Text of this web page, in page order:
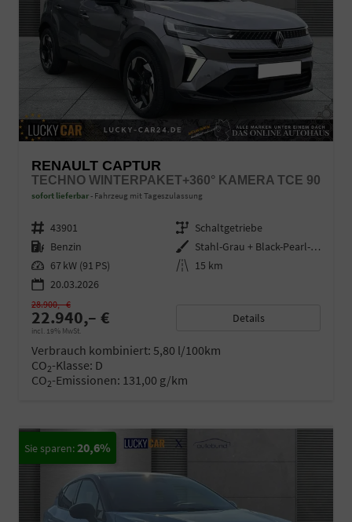
RENAULT CAPTUR
TECHNO WINTERPAKET+360° KAMERA TCE 90
sofort lieferbar Fahrzeug mit Tageszulassung
Fahrzeugnr. 43901 Getriebe Schaltgetriebe
Kraftstoff Benzin Außenfarbe
Stahl-Grau + Black-Pearl-Schwarz
Leistung 67 kW (91 PS) Kilometerstand 15 km
20.03.2026
22.940,– €
incl. 19% MwSt.
28.900,– €
Details
Verbrauch kombiniert: 5,80 l/100km
CO2-Klasse: D
CO2-Emissionen: 131,00 g/km
20,6%